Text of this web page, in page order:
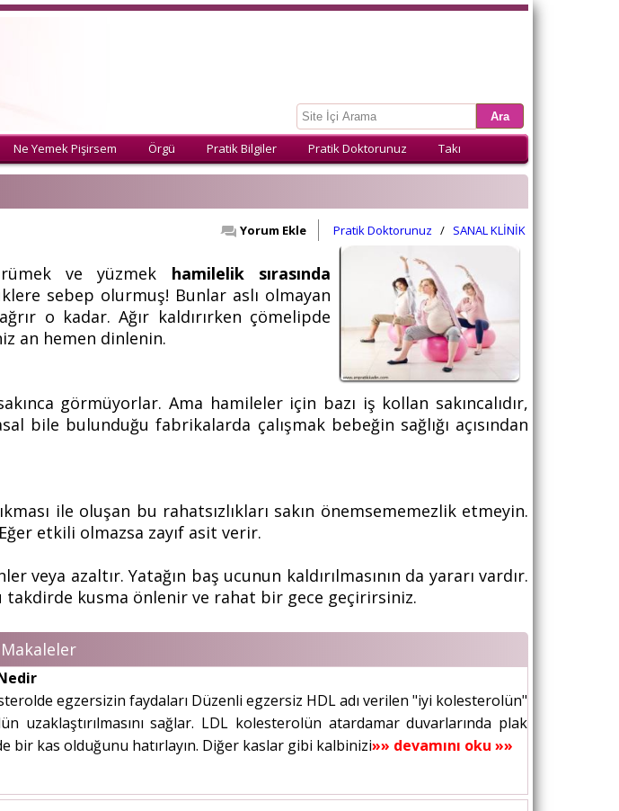
Ne Yemek Pişirsem Örgü Pratik Bilgiler Pratik Doktorunuz Takı
SANAL KLİNİK
/
Pratik Doktorunuz
Yorum Ekle
ve yüzmek hamilelik sırasında
sebep olurmuş! Bunlar aslı olmayan
o kadar. Ağır kaldırırken çömelipde
an hemen dinlenin.
görmüyorlar. Ama hamileler için bazı iş kollan sakıncalıdır,
bile bulunduğu fabrikalarda çalışmak bebeğin sağlığı açısından
ile oluşan bu rahatsızlıkları sakın önemsememezlik etmeyin.
etkili olmazsa zayıf asit verir.
veya azaltır. Yatağın baş ucunun kaldırılmasının da yararı vardır.
takdirde kusma önlenir ve rahat bir gece geçirirsiniz.
egzersizin faydaları Düzenli egzersiz HDL adı verilen "iyi kolesterolün"
uzaklaştırılmasını sağlar. LDL kolesterolün atardamar duvarlarında plak
bir kas olduğunu hatırlayın. Diğer kaslar gibi kalbinizi de aktif...»» devamını oku »»